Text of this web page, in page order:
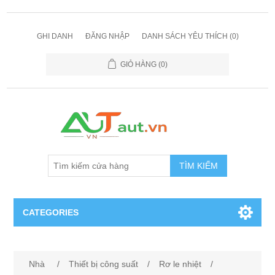
GHI DANH ĐĂNG NHẬP DANH SÁCH YÊU THÍCH (0)
GIỎ HÀNG (0)
TÌM KIẾM
CATEGORIES
Nhà / Thiết bị công suất / Rơ le nhiệt
/